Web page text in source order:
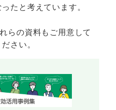
たと考えています。
らの資料もご用意して
さい。